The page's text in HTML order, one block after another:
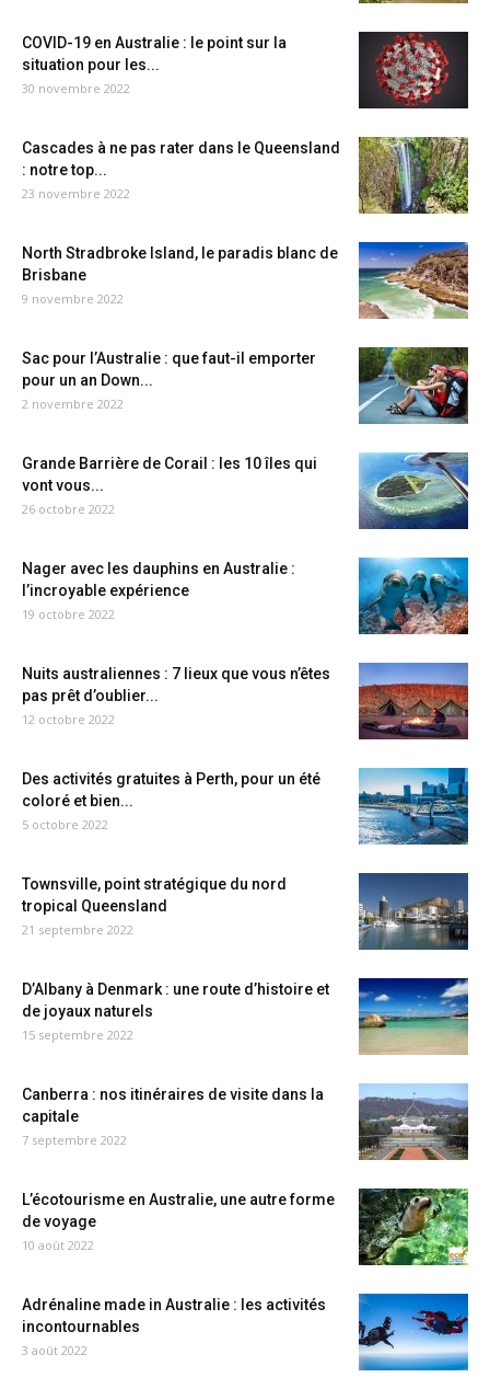
COVID-19 en Australie : le point sur la
situation pour les...
30 novembre 2022
Cascades à ne pas rater dans le Queensland
: notre top...
23 novembre 2022
North Stradbroke Island, le paradis blanc de
Brisbane
9 novembre 2022
Sac pour l’Australie : que faut-il emporter
pour un an Down...
2 novembre 2022
Grande Barrière de Corail : les 10 îles qui
vont vous...
26 octobre 2022
Nager avec les dauphins en Australie :
l’incroyable expérience
19 octobre 2022
Nuits australiennes : 7 lieux que vous n’êtes
pas prêt d’oublier...
12 octobre 2022
Des activités gratuites à Perth, pour un été
coloré et bien...
5 octobre 2022
Townsville, point stratégique du nord
tropical Queensland
21 septembre 2022
D’Albany à Denmark : une route d’histoire et
de joyaux naturels
15 septembre 2022
Canberra : nos itinéraires de visite dans la
capitale
7 septembre 2022
L’écotourisme en Australie, une autre forme
de voyage
10 août 2022
Adrénaline made in Australie : les activités
incontournables
3 août 2022